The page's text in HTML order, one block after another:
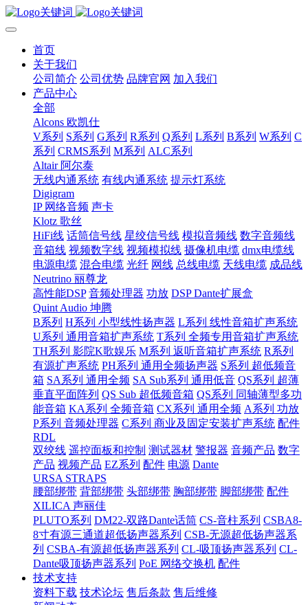
首页
关于我们
公司简介 公司优势 品牌官网 加入我们
产品中心
全部
Alcons 欧凯仕
V系列 S系列 G系列 R系列 Q系列 L系列 B系列 W系列 C
系列 CRMS系列 M系列 ALC系列
Altair 阿尔泰
无线内通系统 有线内通系统 提示灯系统
Digigram
IP 网络音频 声卡
Klotz 歌丝
HiFi线 话筒信号线 星绞信号线 模拟音频线 数字音频线
音箱线 视频数字线 视频模拟线 摄像机电缆 dmx电缆线
电源电缆 混合电缆 光纤 网线 总线电缆 天线电缆 成品线
Neutrino 丽尊龙
高性能DSP 音频处理器 功放 DSP Dante扩展盒
Quint Audio 坤腾
B系列 H系列 小型线性扬声器 L系列 线性音箱扩声系统
U系列 通用音箱扩声系统 T系列 全频专用音箱扩声系统
TH系列 影院K歌娱乐 M系列 返听音箱扩声系统 R系列
有源扩声系统 PH系列 通用全频扬声器 S系列 超低频音
箱 SA系列 通用全频 SA Sub系列 通用低音 QS系列 超薄
垂直平面阵列 QS Sub 超低频音箱 QS系列 同轴薄型多功
能音箱 KA系列 全频音箱 CX系列 通用全频 A系列 功放
P系列 音频处理器 C系列 商业及固定安装扩声系统 配件
RDL
双绞线 遥控面板和控制 测试器材 警报器 音频产品 数字
产品 视频产品 EZ系列 配件 电源 Dante
URSA STRAPS
腰部绑带 背部绑带 头部绑带 胸部绑带 脚部绑带 配件
XILICA 声丽佳
PLUTO系列 DM22-双路Dante话筒 CS-音柱系列 CSBA8-
8寸有源三通道超低扬声器系列 CSB-无源超低扬声器系
列 CSBA-有源超低扬声器系列 CL-吸顶扬声器系列 CL-
Dante吸顶扬声器系列 PoE 网络交换机 配件
技术支持
资料下载 技术论坛 售后条款 售后维修